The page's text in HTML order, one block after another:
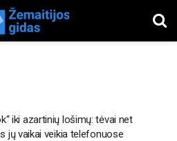
iki azartinių lošimų: tėvai net
jų vaikai veikia telefonuose